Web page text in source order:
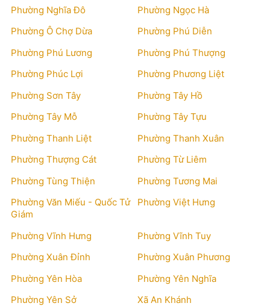
Phường Nghĩa Đô
Phường Ngọc Hà
Phường Ô Chợ Dừa
Phường Phú Diễn
Phường Phú Lương
Phường Phú Thượng
Phường Phúc Lợi
Phường Phương Liệt
Phường Sơn Tây
Phường Tây Hồ
Phường Tây Mỗ
Phường Tây Tựu
Phường Thanh Liệt
Phường Thanh Xuân
Phường Thượng Cát
Phường Từ Liêm
Phường Tùng Thiện
Phường Tương Mai
Phường Văn Miếu - Quốc Tử
Giám
Phường Việt Hưng
Phường Vĩnh Hưng
Phường Vĩnh Tuy
Phường Xuân Đỉnh
Phường Xuân Phương
Phường Yên Hòa
Phường Yên Nghĩa
Phường Yên Sở
Xã An Khánh